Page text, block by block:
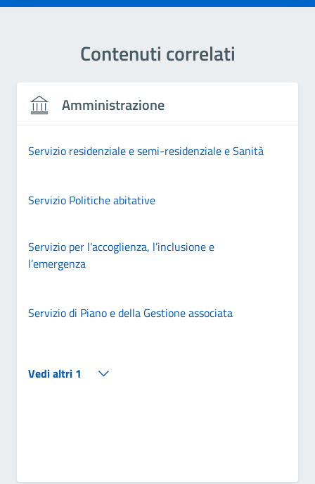
Contenuti correlati
Amministrazione
Servizio residenziale e semi-residenziale e Sanità
Servizio Politiche abitative
Servizio per l’accoglienza, l’inclusione e
l’emergenza
Servizio di Piano e della Gestione associata
Vedi altri 1